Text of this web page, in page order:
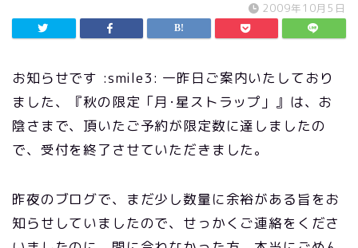
2009年10月5日
お知らせです :smile3: 一昨日ご案内いたしており
ました、『秋の限定「月･星ストラップ」』は、お
陰さまで、頂いたご予約が限定数に達しましたの
で、受付を終了させていただきました。
昨夜のブログで、まだ少し数量に余裕がある旨をお
知らせしていましたので、せっかくご連絡をくださ